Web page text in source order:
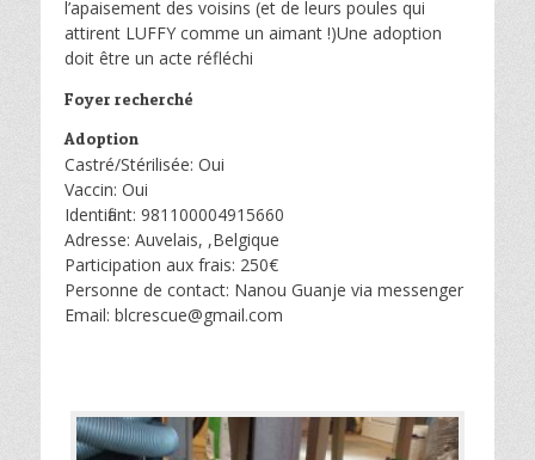
l’apaisement des voisins (et de leurs poules qui
attirent LUFFY comme un aimant !)Une adoption
doit être un acte réfléchi
Foyer recherché
Adoption
Castré/Stérilisée: Oui
Vaccin: Oui
Identifiant: 981100004915660
Adresse: Auvelais, ,Belgique
Participation aux frais: 250€
Personne de contact: Nanou Guanje via messenger
Email: blcrescue@gmail.com